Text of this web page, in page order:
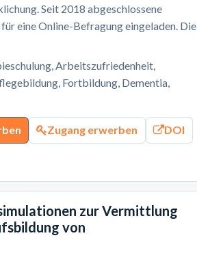
Seit 2018 abgeschlossene
eine Online-Befragung eingeladen. Die
Arbeitszufriedenheit,
Fortbildung, Dementia,
Zugang erwerben DOI
zur Vermittlung
von